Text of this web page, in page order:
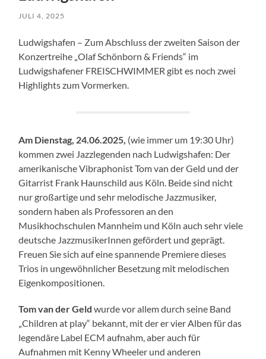
JULI 4, 2025
Ludwigshafen – Zum Abschluss der zweiten Saison der
Konzertreihe „Olaf Schönborn & Friends“ im
Ludwigshafener FREISCHWIMMER gibt es noch zwei
Highlights zum Vormerken.
Am Dienstag, 24.06.2025, (wie immer um 19:30 Uhr)
kommen zwei Jazzlegenden nach Ludwigshafen: Der
amerikanische Vibraphonist Tom van der Geld und der
Gitarrist Frank Haunschild aus Köln. Beide sind nicht
nur großartige und sehr melodische Jazzmusiker,
sondern haben als Professoren an den
Musikhochschulen Mannheim und Köln auch sehr viele
deutsche JazzmusikerInnen gefördert und geprägt.
Freuen Sie sich auf eine spannende Premiere dieses
Trios in ungewöhnlicher Besetzung mit melodischen
Eigenkompositionen.
Tom van der Geld wurde vor allem durch seine Band
„Children at play“ bekannt, mit der er vier Alben für das
legendäre Label ECM aufnahm, aber auch für
Aufnahmen mit Kenny Wheeler und anderen